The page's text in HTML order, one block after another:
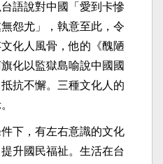
語說對中國「愛到卡慘
怨尤」，執意至此，令
化人風骨，他的《醜陋
化以監獄島喻說中國國
抗不懈。三種文化人的
下，有左右意識的文化
升國民福祉。生活在台